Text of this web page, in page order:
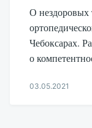
О нездоровых
Чебоксарах.
о
03.05.2021